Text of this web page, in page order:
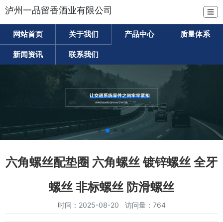
泸州一品留香酒业有限公司 ☰
网站首页 关于我们 产品中心 质量体系
新闻资讯 联系我们
六角螺丝配垫圈 六角螺丝 镀锌螺丝 全牙
螺丝 非标螺丝 防滑螺丝
时间：2025-08-20 访问量：764